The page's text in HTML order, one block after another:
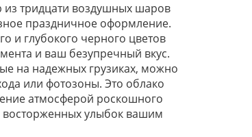
тридцати воздушных шаров
праздничное оформление.
и глубокого черного цветов
и ваш безупречный вкус.
на надежных грузиках, можно
или фотозоны. Это облако
атмосферой роскошного
восторженных улыбок вашим